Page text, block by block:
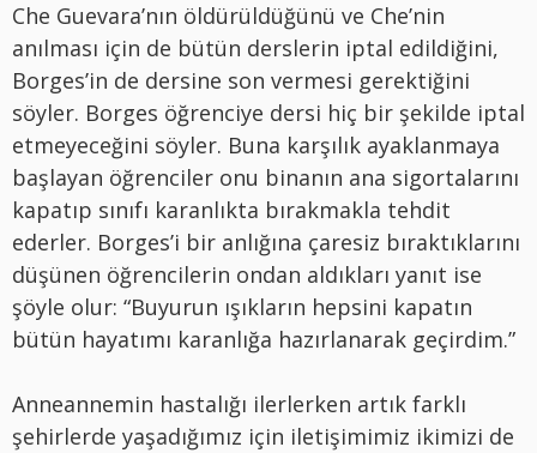
Che Guevara’nın öldürüldüğünü ve Che’nin
anılması için de bütün derslerin iptal edildiğini,
Borges’in de dersine son vermesi gerektiğini
söyler. Borges öğrenciye dersi hiç bir şekilde iptal
etmeyeceğini söyler. Buna karşılık ayaklanmaya
başlayan öğrenciler onu binanın ana sigortalarını
kapatıp sınıfı karanlıkta bırakmakla tehdit
ederler. Borges’i bir anlığına çaresiz bıraktıklarını
düşünen öğrencilerin ondan aldıkları yanıt ise
şöyle olur: “Buyurun ışıkların hepsini kapatın
bütün hayatımı karanlığa hazırlanarak geçirdim.”
Anneannemin hastalığı ilerlerken artık farklı
şehirlerde yaşadığımız için iletişimimiz ikimizi de